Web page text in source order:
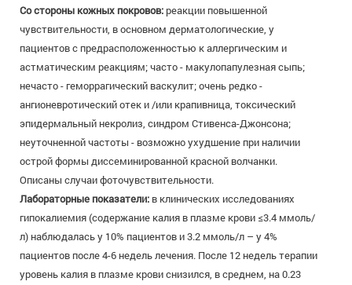
Со стороны кожных покровов: реакции повышенной
чувствительности, в основном дерматологические, у
пациентов с предрасположенностью к аллергическим и
астматическим реакциям; часто - макулопапулезная сыпь;
нечасто - геморрагический васкулит; очень редко -
ангионевротический отек и /или крапивница, токсический
эпидермальный некролиз, синдром Стивенса-Джонсона;
неуточненной частоты - возможно ухудшение при наличии
острой формы диссеминированной красной волчанки.
Описаны случаи фоточувствительности.
Лабораторные показатели: в клинических исследованиях
гипокалиемия (содержание калия в плазме крови ≤3.4 ммоль/
л) наблюдалась у 10% пациентов и 3.2 ммоль/л – у 4%
пациентов после 4-6 недель лечения. После 12 недель терапии
уровень калия в плазме крови снизился, в среднем, на 0.23